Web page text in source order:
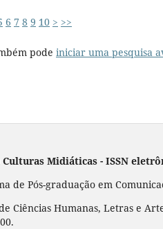
6 7 8 9 10 > >>
pode iniciar uma pesquisa
Culturas Midiáticas - ISSN
de Pós-graduação em
Ciências Humanas, Letras e